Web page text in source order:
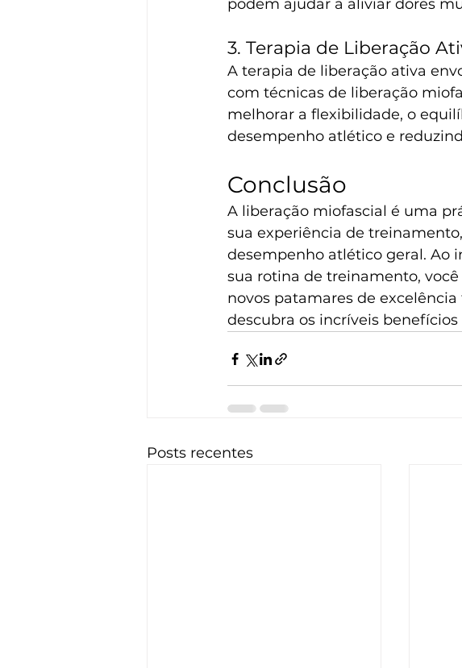
podem ajudar a aliviar dores
3. Terapia de Liberação
A terapia de liberação ativa
com técnicas de liberação
melhorar a flexibilidade, o
desempenho atlético e
Conclusão
A liberação miofascial é uma
sua experiência de
desempenho atlético geral. Ao
sua rotina de treinamento,
novos patamares de
descubra os incríveis
Posts recentes